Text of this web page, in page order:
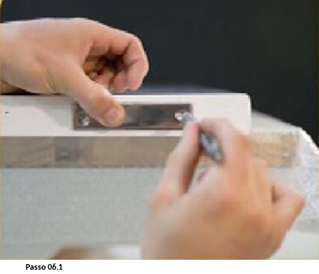
Passo 06.1